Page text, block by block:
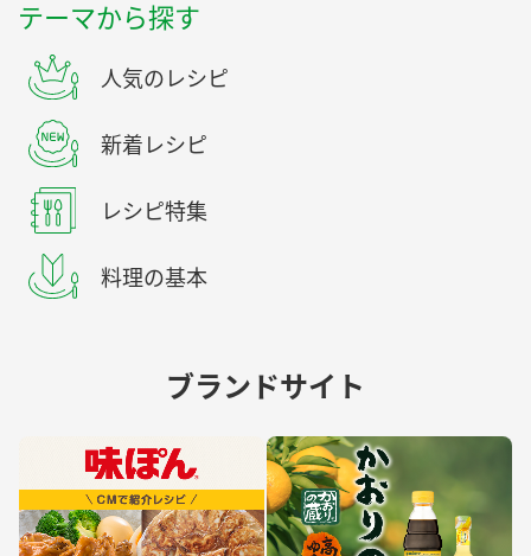
テーマから探す
人気のレシピ
新着レシピ
レシピ特集
料理の基本
ブランドサイト